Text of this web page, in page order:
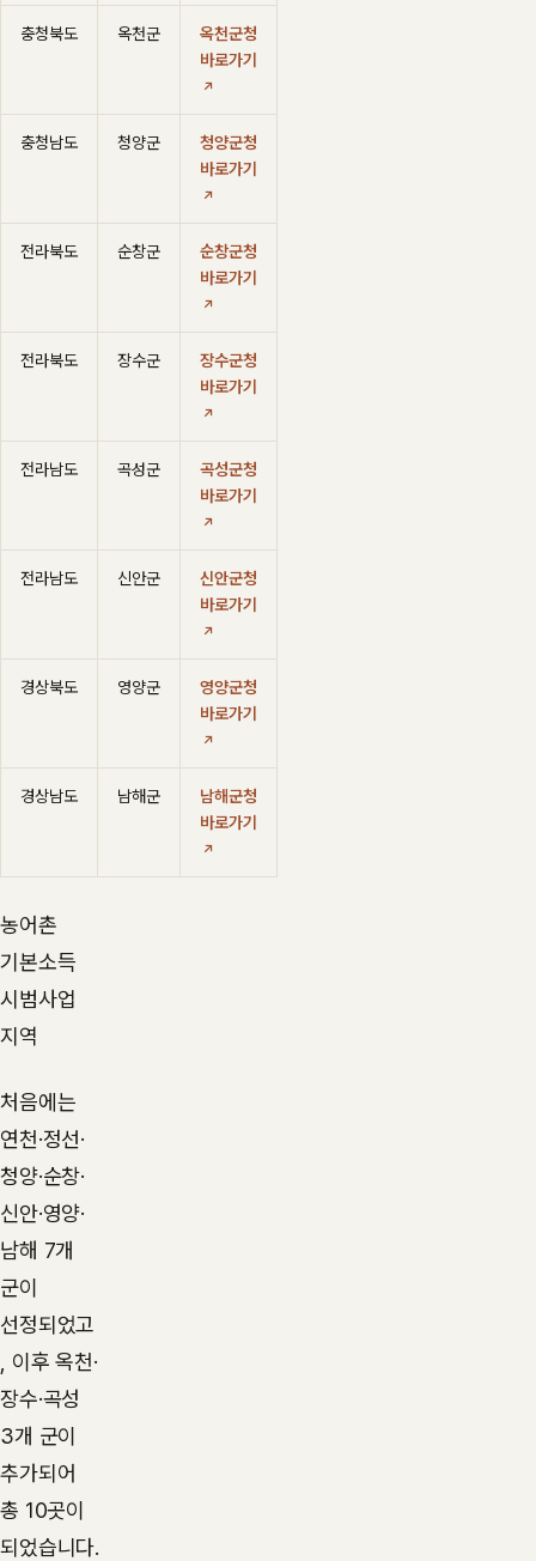
충청북도 옥천군
옥천군청
바로가기
충청남도 청양군
청양군청
바로가기
전라북도 순창군
순창군청
바로가기
전라북도 장수군
장수군청
바로가기
전라남도 곡성군
곡성군청
바로가기
전라남도 신안군
신안군청
바로가기
경상북도 영양군
영양군청
바로가기
경상남도 남해군
남해군청
바로가기
농어촌
기본소득
시범사업
지역
처음에는
연천·정선·
청양·순창·
신안·영양·
남해 7개
군이
선정되었고
, 이후 옥천·
장수·곡성
3개 군이
추가되어
총 10곳이
되었습니다.